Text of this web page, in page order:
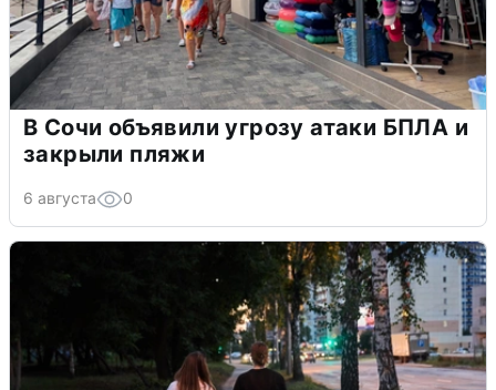
В Сочи объявили угрозу атаки БПЛА и
закрыли пляжи
6 августа 0